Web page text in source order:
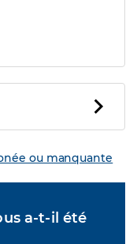
ou manquante
a-t-il été